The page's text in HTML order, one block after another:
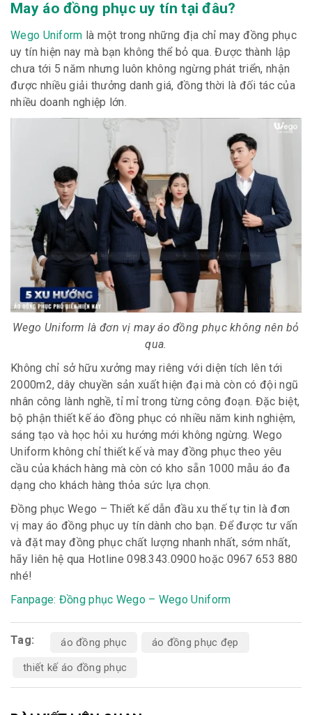
May áo đồng phục uy tín tại đâu?
Wego Uniform là một trong những địa chỉ may đồng phục
uy tín hiện nay mà bạn không thể bỏ qua. Được thành lập
chưa tới 5 năm nhưng luôn không ngừng phát triển, nhận
được nhiều giải thưởng danh giá, đồng thời là đối tác của
nhiều doanh nghiệp lớn.
Wego Uniform là đơn vị may áo đồng phục không nên bỏ
qua.
Không chỉ sở hữu xưởng may riêng với diện tích lên tới
2000m2, dây chuyền sản xuất hiện đại mà còn có đội ngũ
nhân công lành nghề, tỉ mỉ trong từng công đoạn. Đặc biệt,
bộ phận thiết kế áo đồng phục có nhiều năm kinh nghiệm,
sáng tạo và học hỏi xu hướng mới không ngừng. Wego
Uniform không chỉ thiết kế và may đồng phục theo yêu
cầu của khách hàng mà còn có kho sẵn 1000 mẫu áo đa
dạng cho khách hàng thỏa sức lựa chọn.
Đồng phục Wego – Thiết kế dẫn đầu xu thế tự tin là đơn
vị may áo đồng phục uy tín dành cho bạn. Để được tư vấn
và đặt may đồng phục chất lượng nhanh nhất, sớm nhất,
hãy liên hệ qua Hotline 098.343.0900 hoặc 0967 653 880
nhé!
Fanpage: Đồng phục Wego – Wego Uniform
Tag: áo đồng phục
áo đồng phục đẹp
thiết kế áo đồng phục